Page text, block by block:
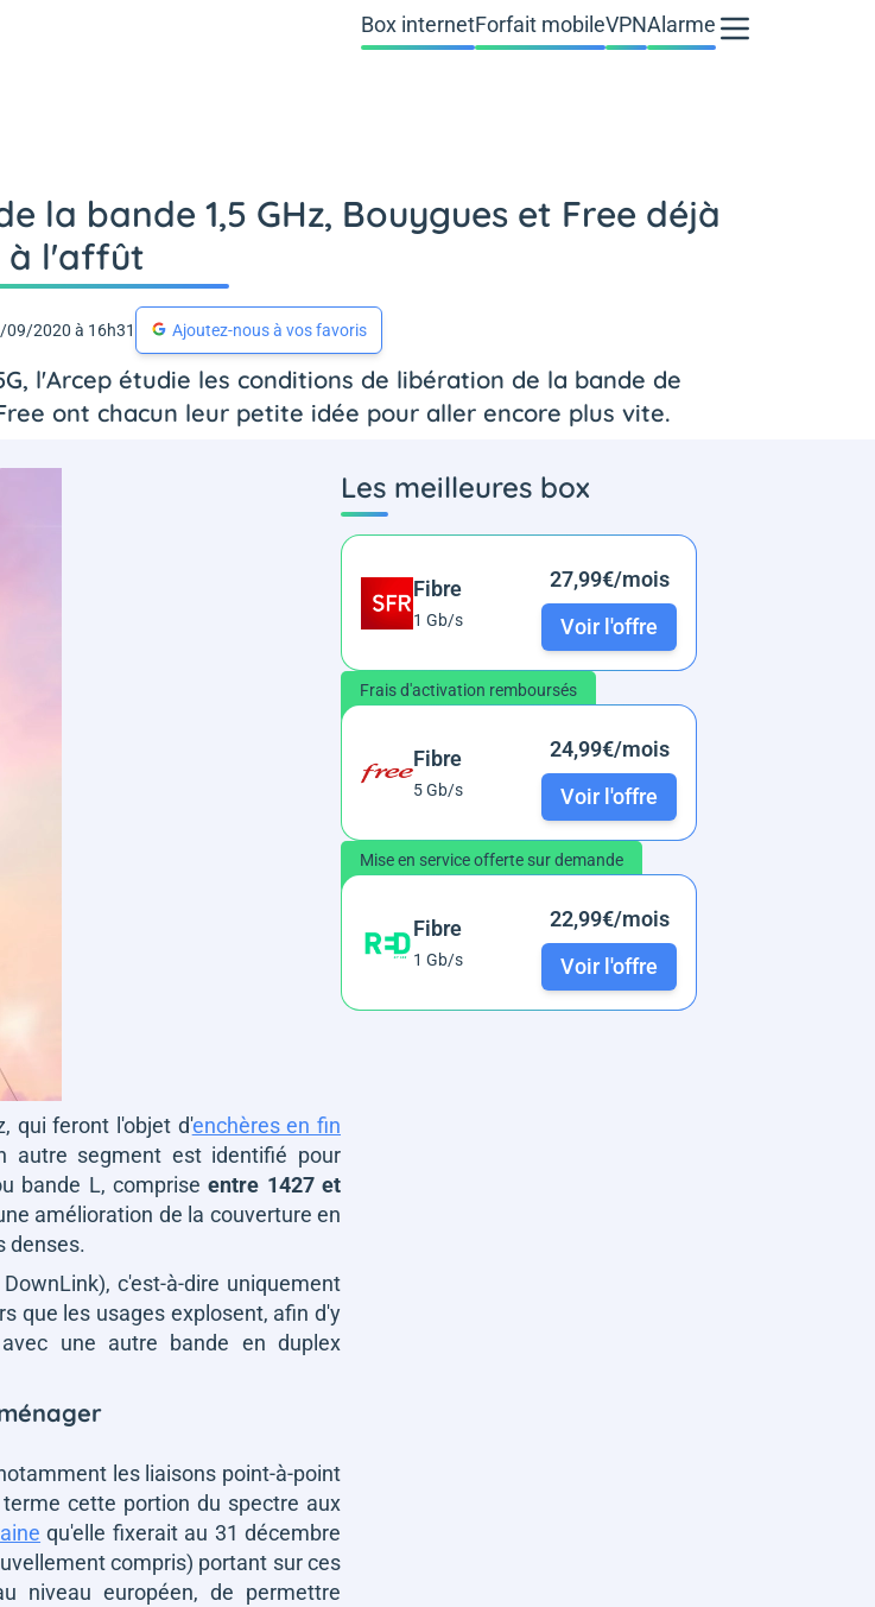
Box internetForfait mobileVPNAlarme
la bande 1,5 GHz, Bouygues et Free déjà
à l'affût
09/2020 à 16h31 Ajoutez-nous à vos favoris
l'Arcep étudie les conditions de libération de la bande de
ont chacun leur petite idée pour aller encore plus vite.
qui feront l'objet d'enchères en fin
autre segment est identifié pour
bande L, compriseentre 1427 et
amélioration de la couverture en
denses.
c'est-à-dire uniquement
que les usages explosent, afin d'y
une autre bande en duplex
les liaisons point-à-point
cette portion du spectre aux
qu'elle fixerait au 31 décembre
compris) portant sur ces
niveau européen, de permettre
Les meilleures box
Fibre
1 Gb/s
27,99€/mois
Voir l'offre
Frais d'activation remboursés
Fibre
5 Gb/s
24,99€/mois
Voir l'offre
Mise en service offerte sur demande
Fibre
1 Gb/s
22,99€/mois
Voir l'offre